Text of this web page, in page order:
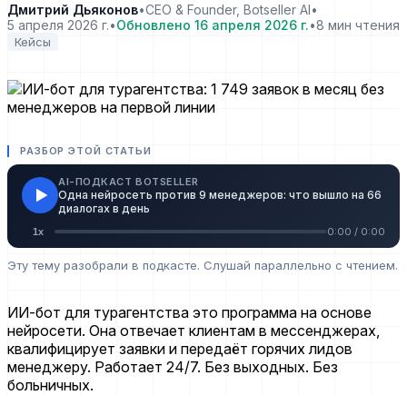
Дмитрий Дьяконов•CEO & Founder, Botseller AI•
5 апреля 2026 г.•Обновлено 16 апреля 2026 г.•8 мин чтения
Кейсы
РАЗБОР ЭТОЙ СТАТЬИ
AI-ПОДКАСТ BOTSELLER
Одна нейросеть против 9 менеджеров: что вышло на 66
диалогах в день
1x 0:00 / 0:00
Эту тему разобрали в подкасте. Слушай параллельно с чтением.
ИИ-бот для турагентства это программа на основе
нейросети. Она отвечает клиентам в мессенджерах,
квалифицирует заявки и передаёт горячих лидов
менеджеру. Работает 24/7. Без выходных. Без
больничных.